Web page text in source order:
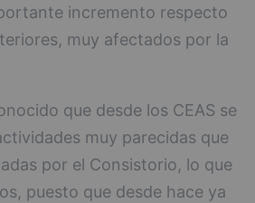
incremento respecto
muy afectados por la
que desde los CEAS se
muy parecidas que
por el Consistorio, lo que
puesto que desde hace ya